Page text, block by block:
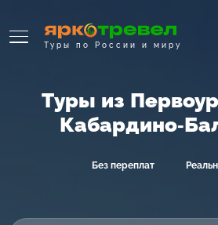
Туры по России и миру
Туры из
Кабардино-
Без переплат